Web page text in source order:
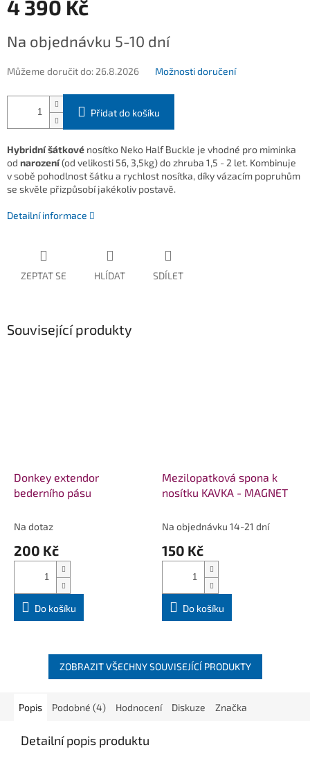
4 390 Kč
cena:
Na objednávku 5-10 dní
Můžeme doručit do: 26.8.2026 Možnosti doručení
Přidat do košíku
Hybridní šátkové nosítko Neko Half Buckle je vhodné pro miminka
od narození(od velikosti 56, 3,5kg) do zhruba 1,5 - 2 let. Kombinuje
v sobě pohodlnost šátku a rychlost nosítka, díky vázacím popruhům
se skvěle přizpůsobí jakékoliv postavě.
Detailní informace
ZEPTAT SE HLÍDAT SDÍLET
Související produkty
Donkey extendor
bederního pásu
Na dotaz
200 Kč
Do košíku
Mezilopatková spona k
nosítku KAVKA - MAGNET
Na objednávku 14-21 dní
150 Kč
Do košíku
ZOBRAZIT VŠECHNY SOUVISEJÍCÍ PRODUKTY
Popis Podobné (4) Hodnocení Diskuze Značka
Detailní popis produktu